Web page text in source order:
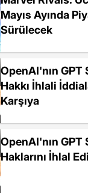
Mayıs Ayında
Sürülecek
OpenAI'nın
Hakkı İhlali
Karşıya
OpenAI'nın
Haklarını İhlal